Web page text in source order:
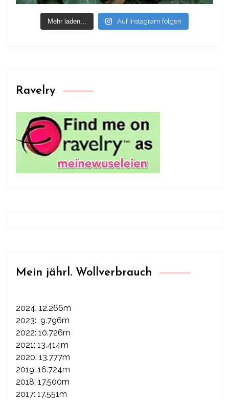
Mehr laden... Auf Instagram folgen
Ravelry
Mein jährl. Wollverbrauch
2024: 12.266m
2023: 9.796m
2022: 10.726m
2021: 13.414m
2020: 13.777m
2019: 16.724m
2018: 17.500m
2017: 17.551m